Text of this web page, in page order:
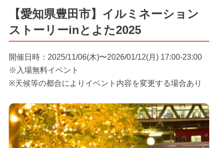
【愛知県豊田市】イルミネーション
ストーリーinとよた2025
開催日時：2025/11/06(木)〜2026/01/12(月) 17:00-23:00
※入場無料イベント
※天候等の都合によりイベント内容を変更する場合あり